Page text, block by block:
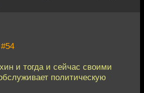
#54
и тогда и сейчас своими
политическую